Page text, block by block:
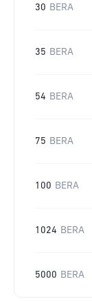
30 BERA
35 BERA
54 BERA
75 BERA
100 BERA
1024 BERA
5000 BERA